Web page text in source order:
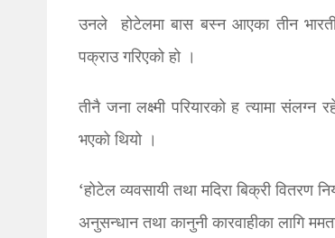
उनले होटेलमा बास बस्न आएका तीन
पक्राउ गरिएको हो ।
तीनै जना लक्ष्मी परियारको ह त्यामा
भएको थियो ।
‘होटेल व्यवसायी तथा मदिरा बिक्री
अनुसन्धान तथा कानुनी कारवाहीका लागि